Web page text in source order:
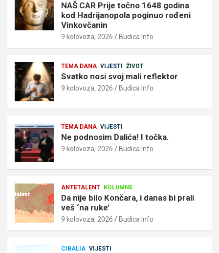
NAŠ CAR Prije točno 1648 godina
kod Hadrijanopola poginuo rođeni
Vinkovčanin
9 kolovoza, 2026 Budica Info
TEMA DANA VIJESTI ŽIVOT
Svatko nosi svoj mali reflektor
9 kolovoza, 2026 Budica Info
TEMA DANA VIJESTI
Ne podnosim Dalića! I točka.
9 kolovoza, 2026 Budica Info
ANTETALENT KOLUMNE
Da nije bilo Končara, i danas bi prali
veš ‘na ruke’
9 kolovoza, 2026 Budica Info
CIBALIA VIJESTI